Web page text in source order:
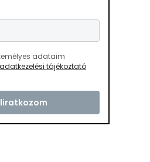
adataim
adatkezelési tájékoztató